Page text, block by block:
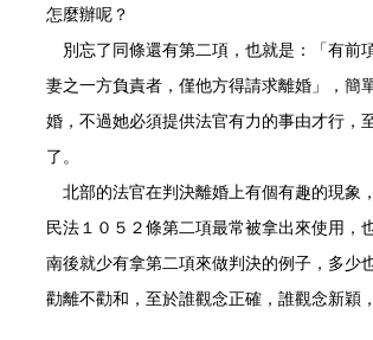
怎麼辦呢？
別忘了同條還有第二項，也就是：「有前
妻之一方負責者，僅他方得請求離婚」，簡
婚，不過她必須提供法官有力的事由才行，
了。
北部的法官在判決離婚上有個有趣的現象
民法１０５２條第二項最常被拿出來使用，
南後就少有拿第二項來做判決的例子，多少
勸離不勸和，至於誰觀念正確，誰觀念新穎